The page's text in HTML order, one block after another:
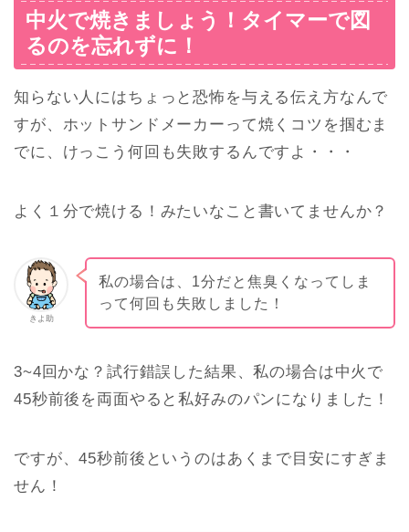
中火で焼きましょう！タイマーで図
るのを忘れずに！
知らない人にはちょっと恐怖を与える伝え方なんで
すが、ホットサンドメーカーって焼くコツを掴むま
でに、けっこう何回も失敗するんですよ・・・
よく１分で焼ける！みたいなこと書いてませんか？
きよ助
私の場合は、1分だと焦臭くなってしま
って何回も失敗しました！
3~4回かな？試行錯誤した結果、私の場合は中火で
45秒前後を両面やると私好みのパンになりました！
ですが、45秒前後というのはあくまで目安にすぎま
せん！